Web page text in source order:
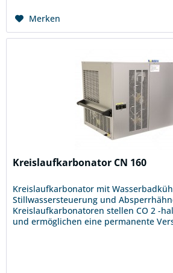
Merken
Kreislaufkarbonator CN 160
Kreislaufkarbonator mit
Stillwassersteuerung und
Kreislaufkarbonatoren stellen CO 2 -
und ermöglichen eine permanente